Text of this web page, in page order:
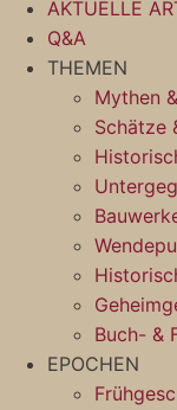
Zum
Inhalt
springen
AKTUELLE
Q&A
THEMEN
Mythen
Schätze
Buch- &
EPOCHEN